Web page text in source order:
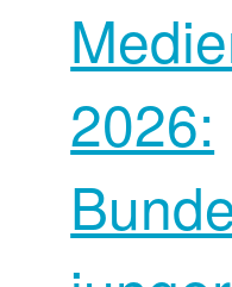
2026: